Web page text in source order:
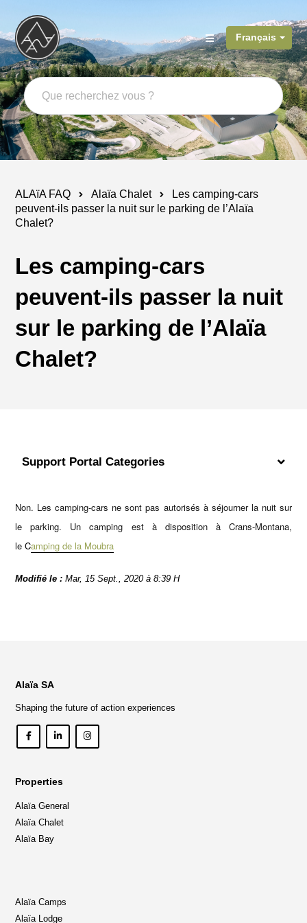
Français
ALAïA FAQ Alaïa Chalet
Les camping-cars
peuvent-ils passer la nuit sur le parking de l’Alaïa
Chalet?
Les camping-cars
peuvent-ils passer la nuit
sur le parking de l’Alaïa
Chalet?
Support Portal Categories
Non. Les camping-cars ne sont pas autorisés à séjourner la nuit sur
le parking. Un camping est à disposition à Crans-Montana,
leCamping de la Moubra
Modifié le : Mar, 15 Sept., 2020 à 8:39 H
Alaïa SA
Shaping the future of action experiences
Properties
Alaïa General
Alaïa Chalet
Alaïa Bay
Alaïa Camps
Alaïa Lodge